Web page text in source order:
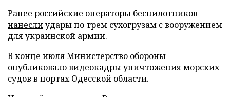
Ранее российские операторы беспилотников
нанеслиудары по трем сухогрузам с вооружением
для украинской армии.
В конце июля Министерство обороны
опубликоваловидеокадры уничтожения морских
судов в портах Одесской области.